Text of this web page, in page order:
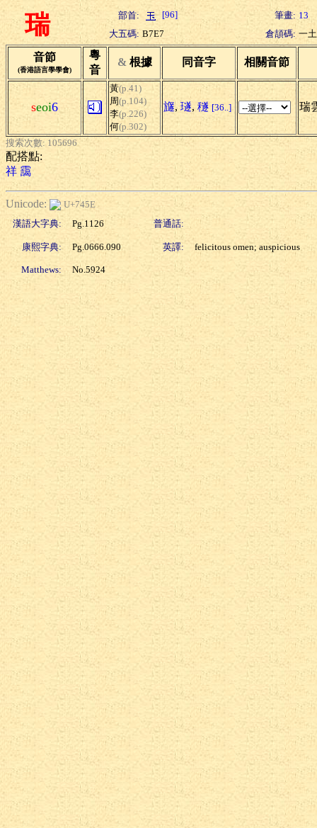
瑞 部首: [96] 筆畫: 13
大五碼: B7E7 倉頡碼: 一
音節
(香港語言學學會)
粵
音
& 根據 同音字 相關音節
seoi6
黃(p.41)
周(p.104)
李(p.226)
何(p.302)
旞, 璲, 穟 [36..] 瑞
搜索次數: 105696
配搭點:
祥 靄
Unicode:
U+745E
漢語大字典:
Pg.1126 普通話:
康熙字典: Pg.0666.090 英譯: felicitous omen; auspicious
Matthews: No.5924